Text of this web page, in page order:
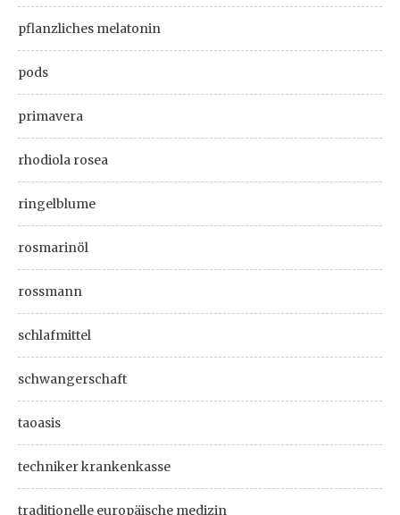
pflanzliches melatonin
pods
primavera
rhodiola rosea
ringelblume
rosmarinöl
rossmann
schlafmittel
schwangerschaft
taoasis
techniker krankenkasse
traditionelle europäische medizin